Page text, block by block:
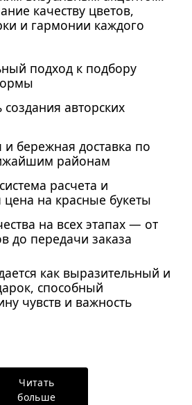
качеству цветов,
и гармонии каждого
подход к подбору
авторских
бережная доставка по
районам
расчета и
на красные букеты
на всех этапах — от
до передачи заказа
как выразительный и
способный
чувств и важность
Читать
больше